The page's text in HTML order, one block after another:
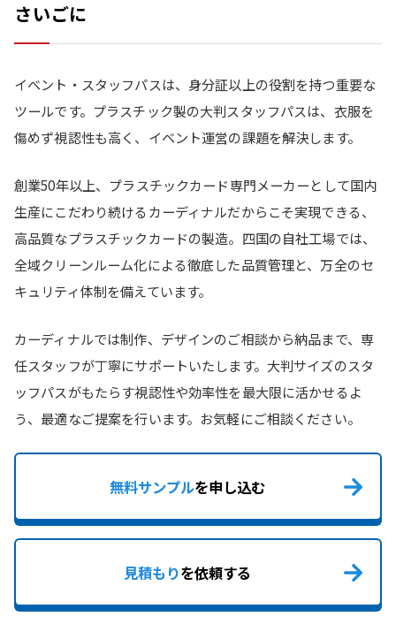
さいごに
イベント・スタッフパスは、身分証以上の役割を持つ重要な
ツールです。プラスチック製の大判スタッフパスは、衣服を
傷めず視認性も高く、イベント運営の課題を解決します。
創業50年以上、プラスチックカード専門メーカーとして国内
生産にこだわり続けるカーディナルだからこそ実現できる、
高品質なプラスチックカードの製造。四国の自社工場では、
全域クリーンルーム化による徹底した品質管理と、万全のセ
キュリティ体制を備えています。
カーディナルでは制作、デザインのご相談から納品まで、専
任スタッフが丁寧にサポートいたします。大判サイズのスタ
ッフパスがもたらす視認性や効率性を最大限に活かせるよ
う、最適なご提案を行います。お気軽にご相談ください。
無料サンプルを申し込む
見積もりを依頼する